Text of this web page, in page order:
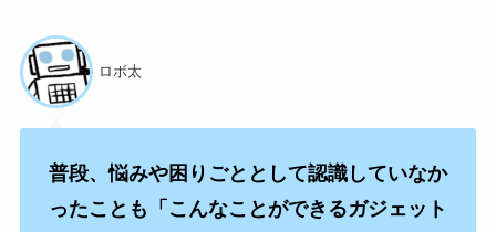
ロボ太
普段、悩みや困りごととして認識していなか
ったことも「こんなことができるガジェット